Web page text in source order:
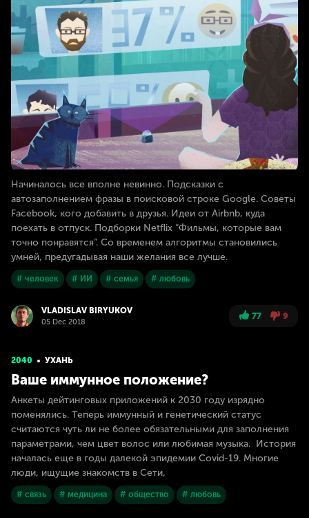
Начиналось все вполне невинно. Подсказки с
автозаполнением фразы в поисковой строке Google. Советы
Facebook, кого добавить в друзья. Идеи от Airbnb, куда
поехать в отпуск. Подборки Netflix “Фильмы, которые вам
точно понравятся”. Со временем алгоритмы становились
умней, предугадывая наши желания все лучше.
# человек # ИИ # семья # любовь
VLADISLAV BIRYUKOV
05 Dec 2018
77 9
2040 УХАНЬ
Ваше иммунное положение?
Анкеты дейтинговых приложений к 2030 году изрядно
поменялись. Теперь иммунный и генетический статус
считаются чуть ли не более обязательными для заполнения
параметрами, чем цвет волос или любимая музыка. История
началась еще в годы далекой эпидемии Covid-19. Многие
люди, ищущие знакомств в Сети,
# связь # медицина # общество # любовь